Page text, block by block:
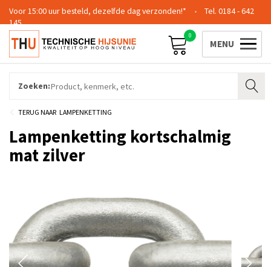
Voor 15:00 uur besteld, dezelfde dag verzonden!*
0184 - 642
145
0
Zoeken:
LAMPENKETTING
Lampenketting kortschalmig
mat zilver